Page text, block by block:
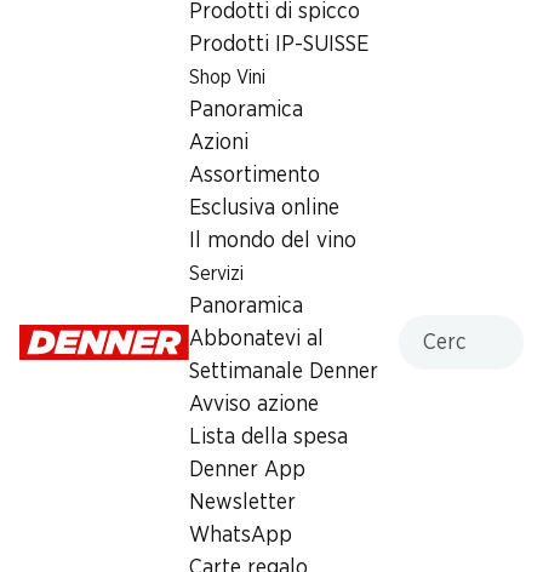
Prodotti di spicco
Prodotti IP-SUISSE
Shop Vini
Panoramica
Azioni
Assortimento
Esclusiva online
Il mondo del vino
Servizi
Panoramica
Abbonatevi al
Settimanale Denner
Avviso azione
Lista della spesa
Denner App
Newsletter
WhatsApp
Orari di apertura
07:30 - 20:00
Prelievo di contanti con Post-Card / M-